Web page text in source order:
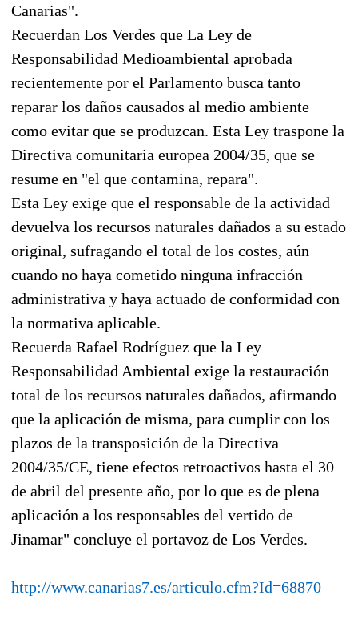
Canarias".
Recuerdan Los Verdes que La Ley de
Responsabilidad Medioambiental aprobada
recientemente por el Parlamento busca tanto
reparar los daños causados al medio ambiente
como evitar que se produzcan. Esta Ley traspone la
Directiva comunitaria europea 2004/35, que se
resume en "el que contamina, repara".
Esta Ley exige que el responsable de la actividad
devuelva los recursos naturales dañados a su estado
original, sufragando el total de los costes, aún
cuando no haya cometido ninguna infracción
administrativa y haya actuado de conformidad con
la normativa aplicable.
Recuerda Rafael Rodríguez que la Ley
Responsabilidad Ambiental exige la restauración
total de los recursos naturales dañados, afirmando
que la aplicación de misma, para cumplir con los
plazos de la transposición de la Directiva
2004/35/CE, tiene efectos retroactivos hasta el 30
de abril del presente año, por lo que es de plena
aplicación a los responsables del vertido de
Jinamar" concluye el portavoz de Los Verdes.
http://www.canarias7.es/articulo.cfm?Id=68870